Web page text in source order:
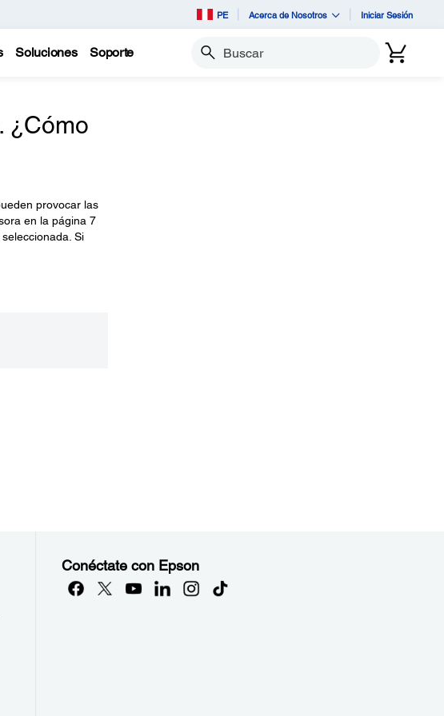
PE Acerca de Nosotros Iniciar Sesión
Soluciones Soporte Buscar
¿Cómo
provocar las
en la página 7
Si
Conéctate con Epson